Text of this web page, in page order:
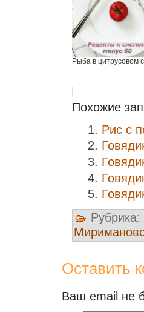
Рыба в цитрусовом
Похожие
Рис с
Рубрика:
Оставить
Ваш email не